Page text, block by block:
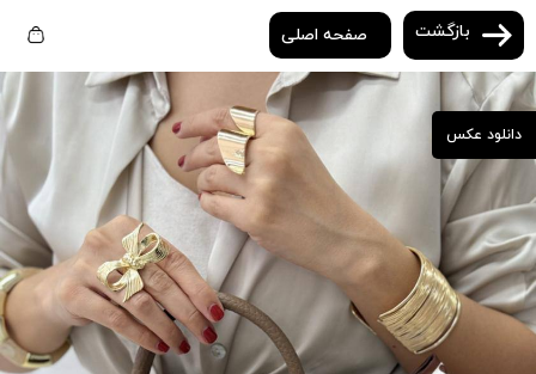
بازگشت صفحه اصلی
دانلود عکس